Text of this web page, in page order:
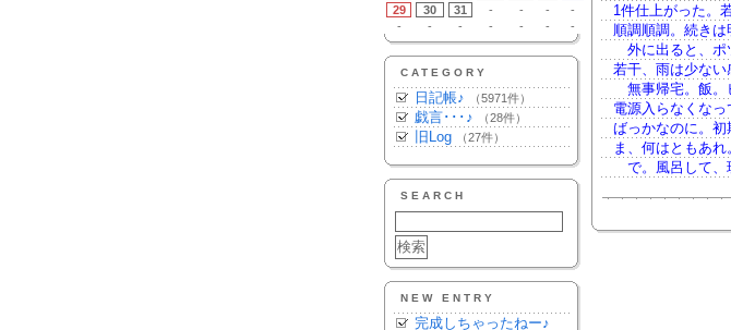
29
30 31 - - -
-
-
- - - - - -
CATEGORY
日記帳♪ （5971件）
戯言･･･♪ （28件）
旧Log （27件）
SEARCH
NEW ENTRY
完成しちゃったねー♪
1件仕上がった。
順調順調。続きは
外に出ると、ポ
若干、雨は少ない
無事帰宅。飯。
電源入らなくな
ばっかなのに。初
ま、何はともあれ
で。風呂して、